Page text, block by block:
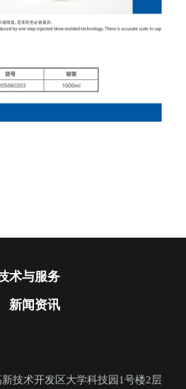
术与服务
新闻资讯
技术开发区大学科技园1号楼2层